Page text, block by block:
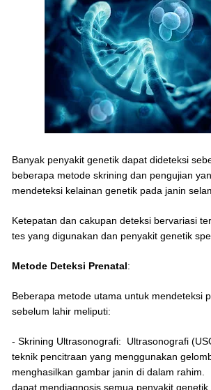
Banyak penyakit genetik dapat dideteksi
beberapa metode skrining dan pengujian
mendeteksi kelainan genetik pada janin
Ketepatan dan cakupan deteksi bervariasi
tes yang digunakan dan penyakit genetik
Metode Deteksi Prenatal:
Beberapa metode utama untuk mendeteksi
sebelum lahir meliputi:
- Skrining Ultrasonografi: Ultrasonografi
teknik pencitraan yang menggunakan
menghasilkan gambar janin di dalam rahim.
dapat mendiagnosis semua penyakit